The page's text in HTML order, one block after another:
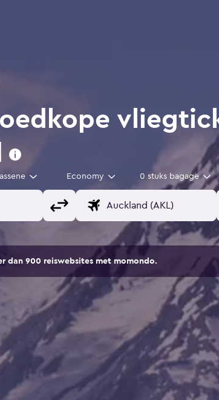
Economy 0 stuks bagage
dan 900 reiswebsites met momondo.